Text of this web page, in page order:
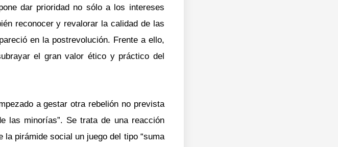
dar prioridad no sólo a los intereses
reconocer y revalorar la calidad de las
en la postrevolución. Frente a ello,
el gran valor ético y práctico del
a gestar otra rebelión no prevista
las minorías”. Se trata de una reacción
pirámide social un juego del tipo “suma